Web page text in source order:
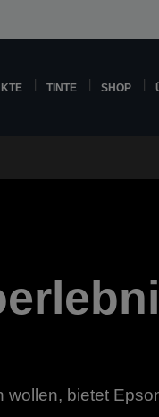
TINTE SHOP
bietet